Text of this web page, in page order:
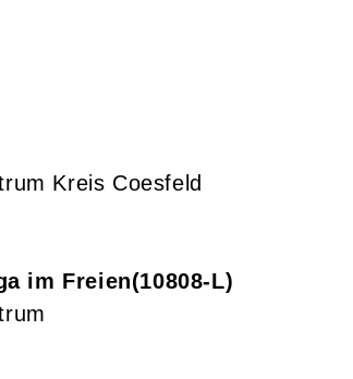
Kreis Coesfeld
im Freien 10808-L